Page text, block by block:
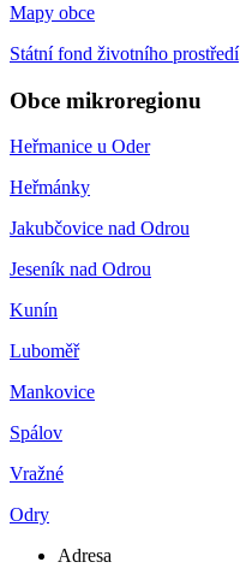
Mapy obce
Státní fond životního prostředí
Obce mikroregionu
Heřmanice u Oder
Heřmánky
Jakubčovice nad Odrou
Jeseník nad Odrou
Kunín
Luboměř
Mankovice
Spálov
Vražné
Odry
Adresa